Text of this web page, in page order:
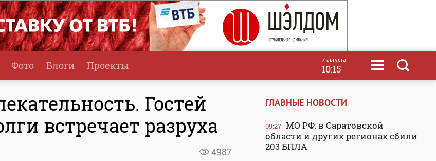
Фото Блоги Проекты 7 августа
10:15
Гостей
встречает разруха
4987
ГЛАВНЫЕ НОВОСТИ
09:27 МО РФ: в Саратовской
области и других регионах сбили
203 БПЛА